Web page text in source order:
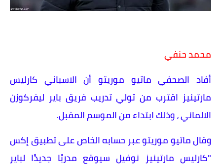
محمد حنفي
أفاد الصحفي ماتيو موريتو أن الاسباني كارليس
مارتينيز اقترب من تولي تدريب فريق باير ليفركوزن
الالماني ، وذلك ابتداء من الموسم المقبل.
وقال ماتيو موريتو عبر حسابه الخاص على تطبيق إكس
"كارليس مارتينيز نوفيل سيوقع مدربًا جديدًا لباير